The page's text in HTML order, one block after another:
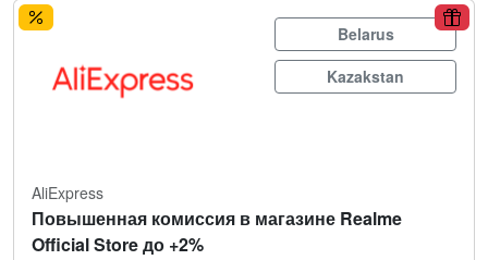
Belarus
Kazakstan
AliExpress
Повышенная комиссия в магазине Realme
Official Store до +2%